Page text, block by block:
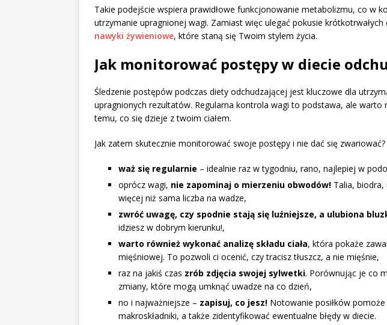
Takie podejście wspiera prawidłowe funkcjonowanie metabolizmu, co w
utrzymanie upragnionej wagi. Zamiast więc ulegać pokusie
nawyki żywieniowe, które staną się Twoim stylem życia.
Jak monitorować postępy w diecie
Śledzenie postępów podczas diety odchudzającej jest kluczowe dla
upragnionych rezultatów. Regularna kontrola wagi to podstawa, ale warto
temu, co się dzieje z twoim ciałem.
Jak zatem skutecznie monitorować swoje postępy i nie dać się
waż się regularnie – idealnie raz w tygodniu, rano, najlepiej w
oprócz wagi, nie zapominaj o mierzeniu obwodów! Talia,
więcej niż sama liczba na wadze,
zwróć uwagę, czy spodnie stają się luźniejsze, a ulubiona
idziesz w dobrym kierunku!,
warto również wykonać analizę składu ciała, która pokaże
mięśniowej. To pozwoli ci ocenić, czy tracisz tłuszcz, a nie mięśnie,
raz na jakiś czas zrób zdjęcia swojej sylwetki. Porównując je co
zmiany, które mogą umknąć uwadze na co dzień,
no i najważniejsze – zapisuj, co jesz! Notowanie posiłków
makroskładniki, a także zidentyfikować ewentualne błędy w diecie.